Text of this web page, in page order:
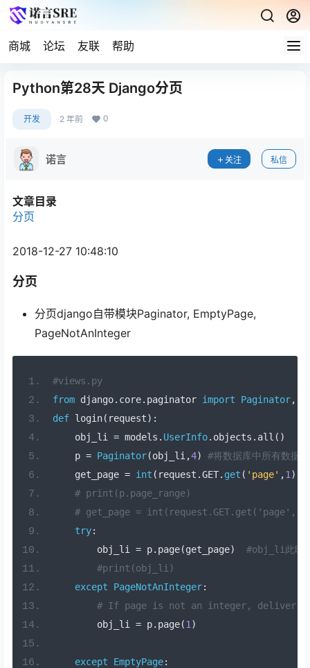
商城 论坛 友联 帮助
Python第28天 Django分页
开发 2 年前 0
诺言 关注 私信
文章目录
分页
2018-12-27 10:48:10
分页
分页django自带模块Paginator, EmptyPage,
PageNotAnInteger
#views.py
from django. core. paginator import Paginator,
def login( request):
    obj_li
= models . UserInfo. objects . all ()
    p
= Paginator(obj_li ,4)
#将数据库中所有数据
    get_page
= int ( request .GET. get ( 'page' ,1 ))
# print(p.page_range)
# get_page =
try:
        obj_li
= p. page(get_page)
#obj_li此时已
#print(obj_li)
except
PageNotAnInteger:
# If page is not an integer, deliver
        obj_li
= p. page(1 )
except EmptyPage: